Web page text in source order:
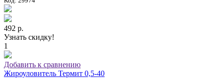
492 р.
Узнать скидку!
1
Добавить к сравнению
Жироуловитель Термит 0,5-40